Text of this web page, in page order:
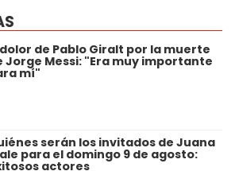
dolor de Pablo Giralt por la muerte
Jorge Messi: "Era muy importante
mí"
serán los invitados de Juana
para el domingo 9 de agosto:
actores